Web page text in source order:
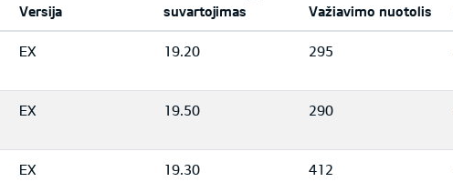
Versija
suvartojimas
Važiavimo nuotolis
EX 19.20 295
EX 19.50 290
EX 19.30 412